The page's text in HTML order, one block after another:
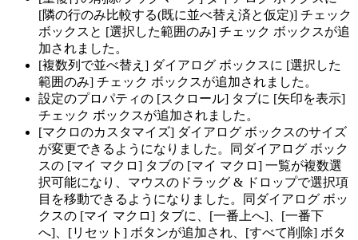
[隣の行のみ比較する(既に並べ替え済と仮定)] チェック
ボックスと [選択した範囲のみ] チェック ボックスが追
加されました。
[複数列で並べ替え] ダイアログ ボックスに [選択した
範囲のみ] チェック ボックスが追加されました。
設定のプロパティの [スクロール] タブに [矢印を表示]
チェック ボックスが追加されました。
[マクロのカスタマイズ] ダイアログ ボックスのサイズ
が変更できるようになりました。同ダイアログ ボック
スの [マイ マクロ] タブの [マイ マクロ] 一覧が複数選
択可能になり、マウスのドラッグ & ドロップで選択項
目を移動できるようになりました。同ダイアログ ボッ
クスの [マイ マクロ] タブに、[一番上へ]、[一番下
へ]、[リセット] ボタンが追加され、[すべて削除] ボタ